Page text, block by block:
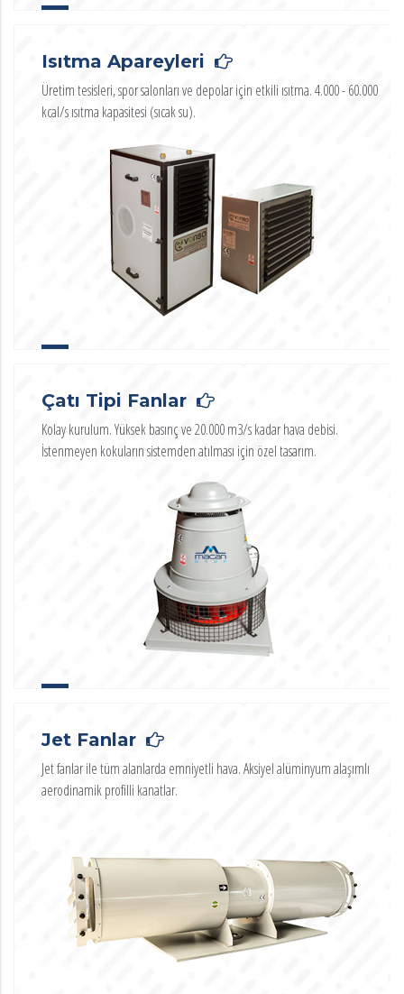
Isıtma Apareyleri
Üretim tesisleri, spor salonları ve depolar için etkili ısıtma. 4.000 - 60.000
kcal/s ısıtma kapasitesi (sıcak su).
Çatı Tipi Fanlar
Kolay kurulum. Yüksek basınç ve 20.000 m3/s kadar hava debisi.
İstenmeyen kokuların sistemden atılması için özel tasarım.
Jet Fanlar
Jet fanlar ile tüm alanlarda emniyetli hava. Aksiyel alüminyum alaşımlı
aerodinamik profilli kanatlar.